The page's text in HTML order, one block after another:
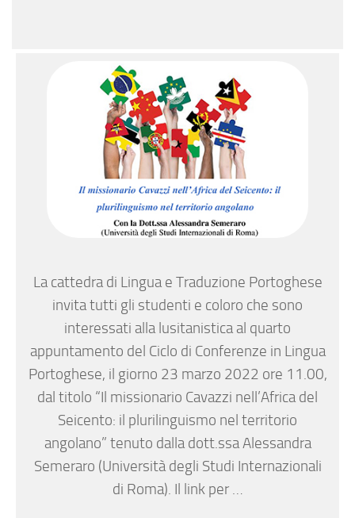
La cattedra di Lingua e Traduzione Portoghese
invita tutti gli studenti e coloro che sono
interessati alla lusitanistica al quarto
appuntamento del Ciclo di Conferenze in Lingua
Portoghese, il giorno 23 marzo 2022 ore 11.00,
dal titolo “Il missionario Cavazzi nell’Africa del
Seicento: il plurilinguismo nel territorio
angolano” tenuto dalla dott.ssa Alessandra
Semeraro (Università degli Studi Internazionali
di Roma). Il link per …